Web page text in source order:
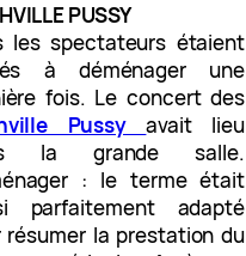
PUSSY
les spectateurs étaient
à déménager une
fois. Le concert des
Pussyavait lieu
la grande salle.
: le terme était
parfaitement adapté
résumer la prestation du